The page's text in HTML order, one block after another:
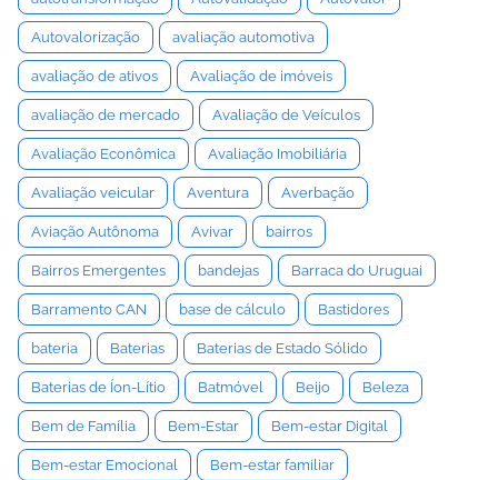
Autovalorização avaliação automotiva
avaliação de ativos Avaliação de imóveis
avaliação de mercado Avaliação de Veículos
Avaliação Econômica Avaliação Imobiliária
Avaliação veicular Aventura Averbação
Aviação Autônoma Avivar bairros
Bairros Emergentes bandejas Barraca do Uruguai
Barramento CAN base de cálculo Bastidores
bateria Baterias Baterias de Estado Sólido
Baterias de Íon-Lítio Batmóvel Beijo Beleza
Bem de Família Bem-Estar Bem-estar Digital
Bem-estar Emocional Bem-estar familiar